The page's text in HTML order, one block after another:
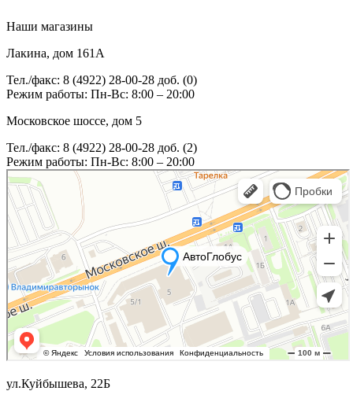
Наши магазины
Лакина, дом 161А
Тел./факс: 8 (4922) 28-00-28 доб. (0)
Режим работы: Пн-Вс: 8:00 – 20:00
Московское шоссе, дом 5
Тел./факс: 8 (4922) 28-00-28 доб. (2)
Режим работы: Пн-Вс: 8:00 – 20:00
ул.Куйбышева, 22Б